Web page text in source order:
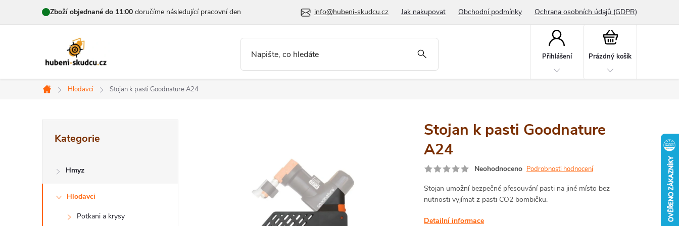
Zboží objednané do 11:00 doručíme následující pracovní den info@hubeni-skudcu.cz Jak nakupovat Obchodní podmínky Ochrana osobních údajů (GDPR)
Přihlášení
Nákupní
Prázdný košík
Domů
Hlodavci Stojan k pasti Goodnature A24
t
kategorie
Kategorie
Hmyz
Hlodavci
Potkani a krysy
Stojan k pasti Goodnature
A24
Neohodnoceno Podrobnosti hodnocení
Stojan umožní bezpečné přesouvání pasti na jiné místo bez
nutnosti vyjímat z pasti CO2 bombičku.
Detailní informace